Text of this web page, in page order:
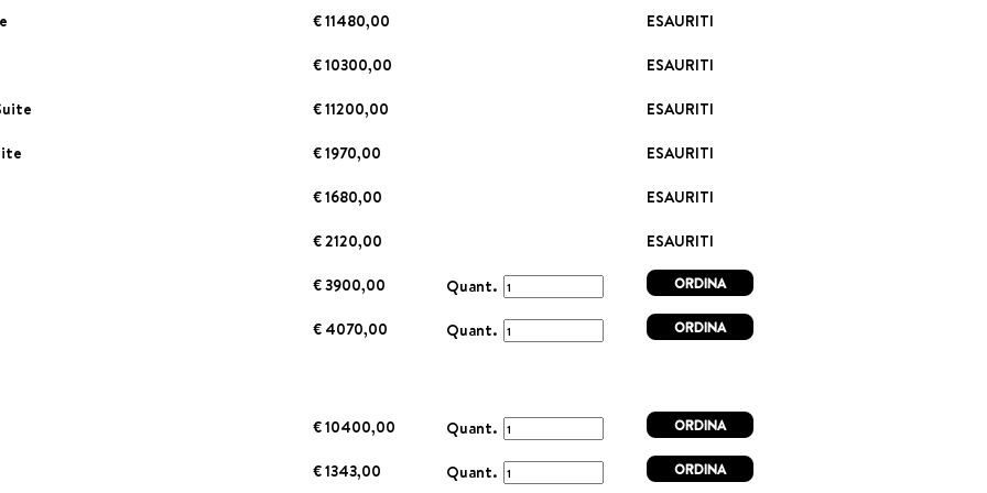
€ 11480,00 ESAURITI
€ 10300,00 ESAURITI
€ 11200,00 ESAURITI
€ 1970,00 ESAURITI
€ 1680,00 ESAURITI
€ 2120,00 ESAURITI
€ 3900,00 Quant. ORDINA
€ 4070,00 Quant. ORDINA
€ 10400,00 Quant. ORDINA
€ 1343,00 Quant. ORDINA